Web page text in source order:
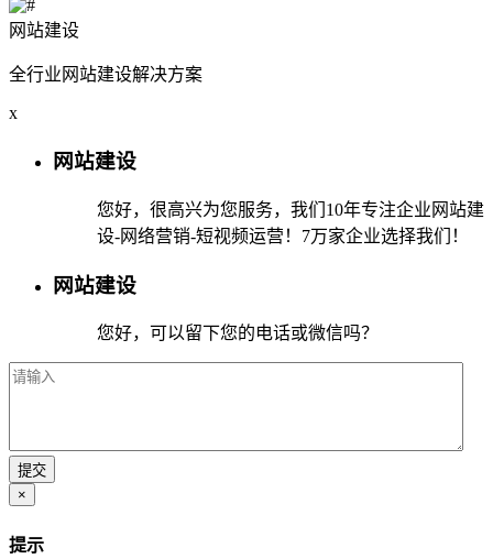
网站建设
全行业网站建设解决方案
x
网站建设
您好，很高兴为您服务，我们10年专注企业网站建
设-网络营销-短视频运营！7万家企业选择我们！
网站建设
您好，可以留下您的电话或微信吗？
×
提示